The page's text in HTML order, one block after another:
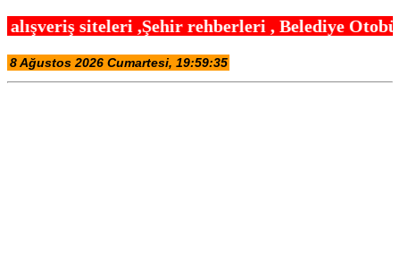
Şampiyonlar, İETT ile İstanbul’da
18:12
Ayvalık’ta üretici ve el emeği pazarı renk katıyor
18:00
Bursa Büyükşehir Harmancık’ta da yolları yeniliyor
,Şehir rehberleri , Belediye